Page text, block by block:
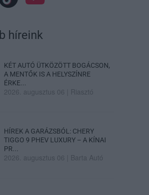
híreink
KÉT AUTÓ ÜTKÖZÖTT BOGÁCSON,
A MENTŐK IS A HELYSZÍNRE
ÉRKE...
2026. augusztus 06 Riasztó
HÍREK A GARÁZSBÓL: CHERY
TIGGO 9 PHEV LUXURY – A KÍNAI
PR...
2026. augusztus 06 Barta Autó